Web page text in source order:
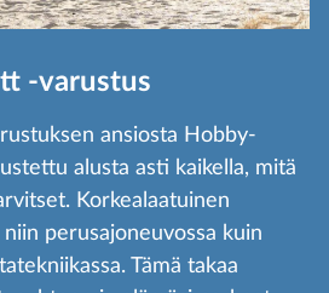
-varustus
ansiosta Hobby-
alusta asti kaikella, mitä
Korkealaatuinen
perusajoneuvossa kuin
Tämä takaa